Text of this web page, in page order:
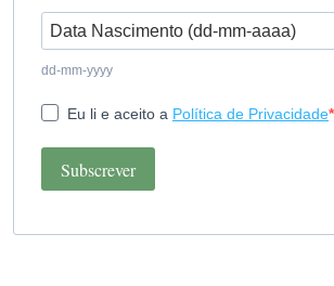
dd-mm-yyyy
Eu li e aceito a Política de Privacidade
Subscrever